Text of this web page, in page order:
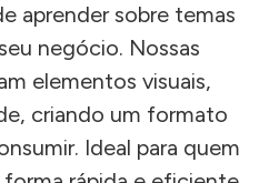
aprender sobre temas
negócio. Nossas
elementos visuais,
criando um formato
Ideal para quem